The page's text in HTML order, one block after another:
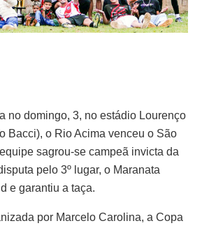
no domingo, 3, no estádio Lourenço
Bacci), o Rio Acima venceu o São
sagrou-se campeã invicta da
pelo 3º lugar, o Maranata
e garantiu a taça.
por Marcelo Carolina, a Copa